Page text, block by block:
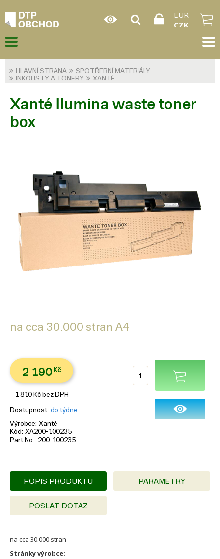
EUR
CZK
HLAVNÍ STRANA
SPOTŘEBNÍ MATERIÁLY
INKOUSTY A TONERY
XANTÉ
Xanté Ilumina waste toner
box
na cca 30.000 stran A4
2 190 Kč
1 810 Kč bez DPH
Dostupnost do týdne
Výrobce Xanté
Kód XA200-100235
Part No. 200-100235
POPIS PRODUKTU PARAMETRY
POSLAT DOTAZ
na cca 30.000 stran
Stránky výrobce: